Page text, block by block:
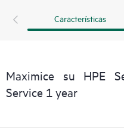
Características
Maximice su HPE
Service 1 year